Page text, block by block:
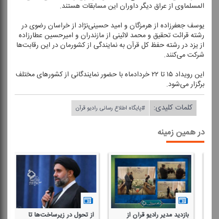
المسلماوی از عراق دیگر داوران این مسابقات هستند.
یوسف جعفرزاده از هرمزگان و امید حسینی‌نژاد از خراسان رضوی در
رشته قرائت تحقیق و محمد لائینی از مازندران و امیرحسین عطارزاده
از یزد در رشته حفظ كل قرآن به نمایندگی از كشورمان در این رقابت‌ها
شركت می‌كنند.
این رویداد ۱۵ تا ۲۲ خردادماه با حضور نمایندگانی از كشور‌های مختلف
برگزار می‌شود.
کلمات کلیدی:
#پایگاه اطلاع رسانی رادیو قرآن
در همین زمینه
بازدید مدیر رادیو قرآن از
از تحول در زیرساخت‌ها تا